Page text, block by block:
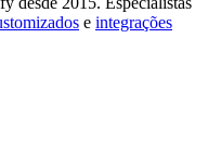
e integrações